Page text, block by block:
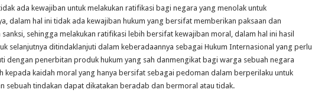
ada kewajiban untuk melakukan ratifikasi bagi negara yang menolak untuk
dalam hal ini tidak ada kewajiban hukum yang bersifat memberikan paksaan dan
sehingga melakukan ratifikasi lebih bersifat kewajiban moral, dalam hal ini hasil
selanjutnya ditindaklanjuti dalam keberadaannya sebagai Hukum Internasional yang perlu
dengan penerbitan produk hukum yang sah danmengikat bagi warga sebuah negara
kepada kaidah moral yang hanya bersifat sebagai pedoman dalam berperilaku untuk
sebuah tindakan dapat dikatakan beradab dan bermoral atau tidak.